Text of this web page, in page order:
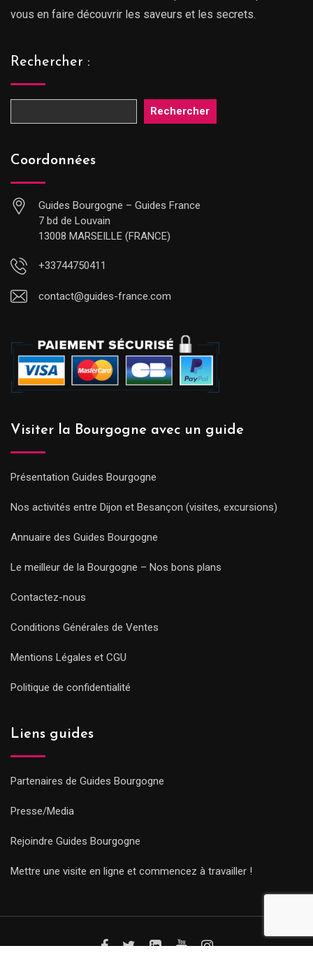
vous en faire découvrir les saveurs et les secrets.
Rechercher :
Rechercher
Coordonnées
Guides Bourgogne – Guides France
7 bd de Louvain
13008 MARSEILLE (FRANCE)
+33744750411
contact@guides-france.com
Visiter la Bourgogne avec un guide
Présentation Guides Bourgogne
Nos activités entre Dijon et Besançon (visites, excursions)
Annuaire des Guides Bourgogne
Le meilleur de la Bourgogne – Nos bons plans
Contactez-nous
Conditions Générales de Ventes
Mentions Légales et CGU
Politique de confidentialité
Liens guides
Partenaires de Guides Bourgogne
Presse/Media
Rejoindre Guides Bourgogne
Mettre une visite en ligne et commencez à travailler !